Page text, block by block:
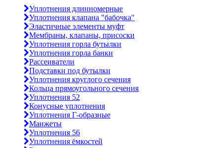
Уплотнения длинномерные
Уплотнения клапана "бабочка"
Эластичные элементы муфт
Мембраны, клапаны, присоски
Уплотнения горла бутылки
Уплотнения горла банки
Рассеиватели
Подставки под бутылки
Уплотнения круглого сечения
Кольца прямоугольного сечения
Уплотнения 52
Конусные уплотнения
Уплотнения Г-образные
Манжеты
Уплотнения 56
Уплотнения ёмкостей